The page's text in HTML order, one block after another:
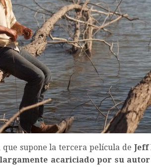
que supone la tercera película de Jeff
acariciado por su